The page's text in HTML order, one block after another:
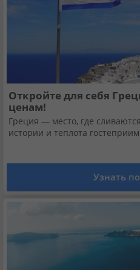
Откройте для себя
ценам!
Греция — место, где
истории и теплота
Узнать